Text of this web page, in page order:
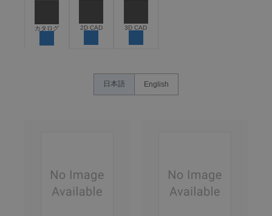
カタログ 2D CAD 3D CAD
日本語 English